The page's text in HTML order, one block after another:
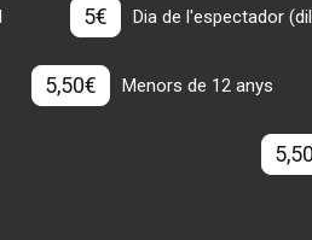
5€ Dia de l'espectador
5,50€ Menors de 12 anys